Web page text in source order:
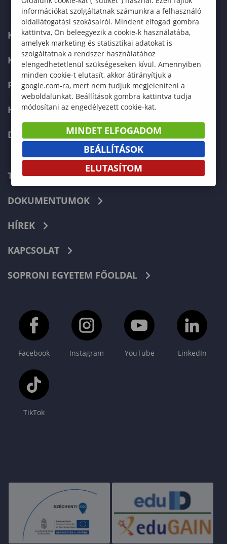
KARUNK
KÉPZÉSEK
FELVÉTELIZŐKNEK
HALLGATÓKNAK
DOKTORI ISKOLA
TELEFONKÖNYV
DOKUMENTUMOK
HÍREK
KAPCSOLAT
SOPRONI EGYETEM FŐOLDAL
Facebook Instagram YouTube LinkedIn
TikTok
információkat szolgáltatnak számunkra a felhasználó
oldallátogatási szokásairól. Mindent elfogad gombra
kattintva, Ön beleegyezik a cookie-k használatába,
amelyek marketing és statisztikai adatokat is
szolgáltatnak a rendszer használatához
elengedhetetlenül szükségeseken kívül. Amennyiben
minden cookie-t elutasít, akkor átirányítjuk a
google.com-ra, mert nem tudjuk megjeleníteni a
weboldalunkat. Beállítások gombra kattintva tudja
módosítani az engedélyezett cookie-kat.
MINDET ELFOGADOM
BEÁLLÍTÁSOK
ELUTASÍTOM